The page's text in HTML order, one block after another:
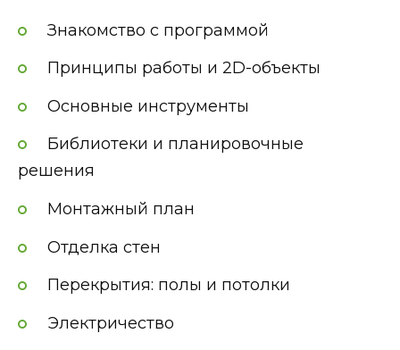
Знакомство с программой
Принципы работы и 2D-объекты
Основные инструменты
Библиотеки и планировочные
решения
Монтажный план
Отделка стен
Перекрытия: полы и потолки
Электричество